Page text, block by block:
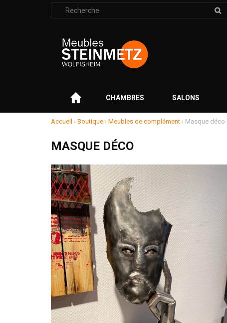
Rechercher
:
CHAMBRES SALONS
Accueil › Boutique › Meubles de complément › Masque déco
MASQUE DÉCO